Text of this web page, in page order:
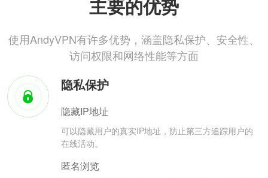
主要的优势
使用AndyVPN有许多优势，涵盖隐私保护、安全性、
访问权限和网络性能等方面
隐私保护
隐藏IP地址
可以隐藏用户的真实IP地址，防止第三方追踪用户的
在线活动。
匿名浏览